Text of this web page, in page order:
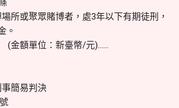
所或聚眾賭博者，處3年以下有期徒刑，
。
：新臺幣/元)......
簡易判決